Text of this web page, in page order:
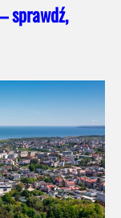
sprawdź,